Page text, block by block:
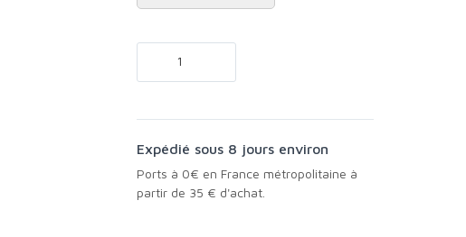
Expédié sous 8 jours environ
Ports à 0€ en France métropolitaine à
partir de 35 € d'achat.